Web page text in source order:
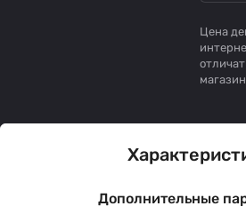
Цена
Дополнительные